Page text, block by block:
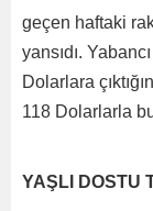
geçen haftaki
yansıdı.
Dolarlara
118 Dolarlarla
YAŞLI DOSTU